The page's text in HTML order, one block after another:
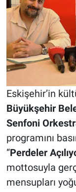
Eskişehir’in
Büyükşehir
Senfoni
programını
“Perdeler
mottosuyla
mensupları